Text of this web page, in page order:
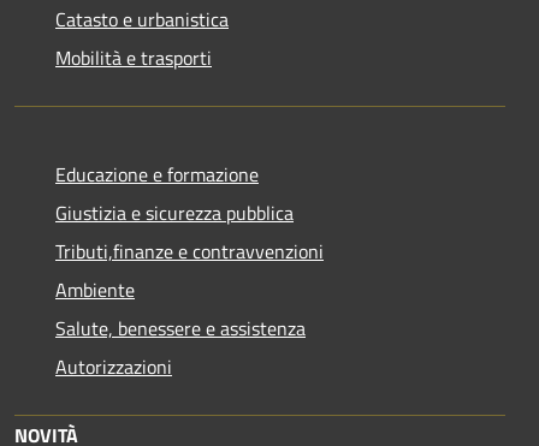
Catasto e urbanistica
Mobilità e trasporti
Educazione e formazione
Giustizia e sicurezza pubblica
Tributi,finanze e contravvenzioni
Ambiente
Salute, benessere e assistenza
Autorizzazioni
NOVITÀ